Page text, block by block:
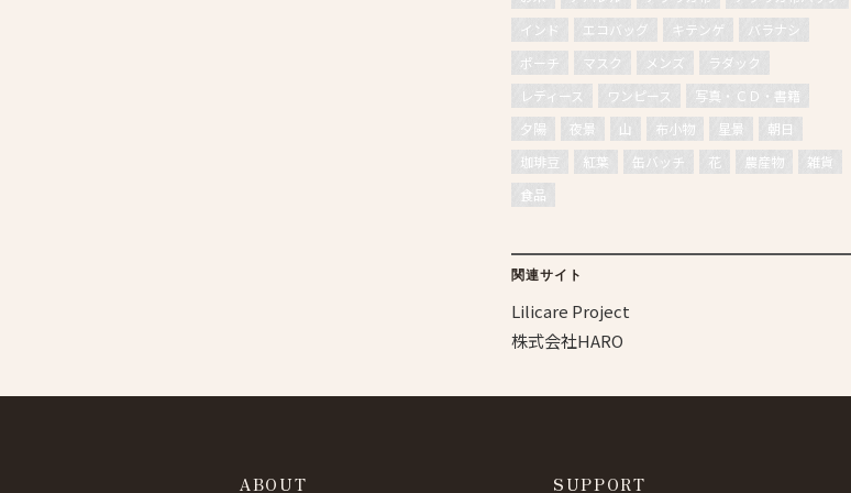
インド
エコバッグ キテンゲ
バラナシ
ポーチ
マスク メンズ
ラダック
レディース
ワンピース
写真・ＣＤ・書籍
夕陽
夜景 山 布小物 星景
朝日
珈琲豆
紅葉 缶バッチ 花 農産物
雑貨
食品
関連サイト
Lilicare Project
株式会社HARO
ABOUT SUPPORT